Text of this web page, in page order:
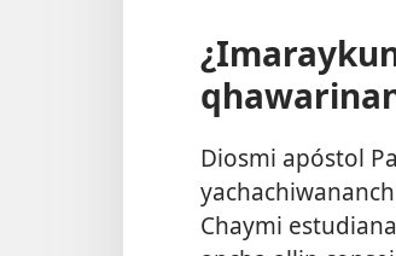
Diosmi apóstol
Chaymi